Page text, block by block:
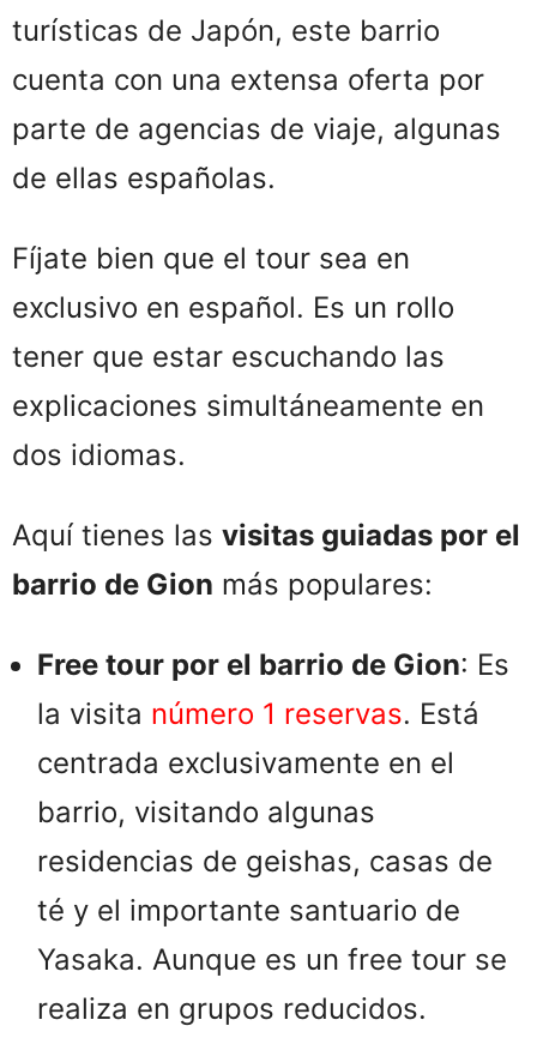
turísticas de Japón, este barrio
cuenta con una extensa oferta por
parte de agencias de viaje, algunas
de ellas españolas.
Fíjate bien que el tour sea en
exclusivo en español. Es un rollo
tener que estar escuchando las
explicaciones simultáneamente en
dos idiomas.
Aquí tienes las visitas guiadas por el
barrio de Gion más populares:
Free tour por el barrio de Gion: Es
la visita número 1 reservas. Está
centrada exclusivamente en el
barrio, visitando algunas
residencias de geishas, casas de
té y el importante santuario de
Yasaka. Aunque es un free tour se
realiza en grupos reducidos.